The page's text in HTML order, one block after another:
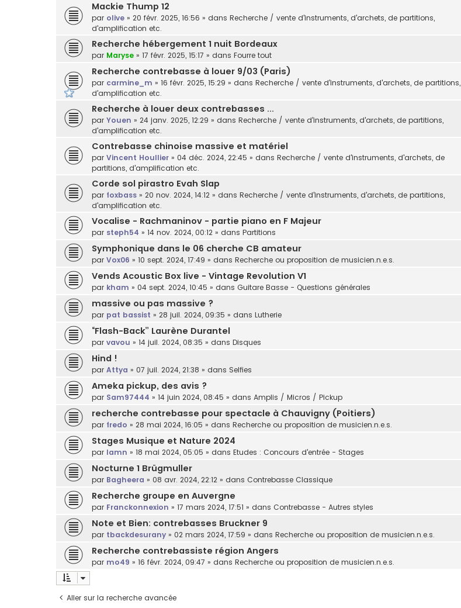
Mackie Thump 12
par olive » 20 févr. 2025, 16:56 » dans Recherche / vente d'instruments, d'archets, de partitions,
d'amplification etc.
Recherche hébergement 1 nuit Bordeaux
par Maryse » 17 févr. 2025, 15:17 » dans Fourre tout
Recherche contrebasse à louer 9/03 (Paris)
par carmine_m » 16 févr. 2025, 15:29 » dans Recherche / vente d'instruments, d'archets, de partitions,
d'amplification etc.
Recherche à louer deux contrebasses ...
par Youen » 24 janv. 2025, 12:29 » dans Recherche / vente d'instruments, d'archets, de partitions,
d'amplification etc.
Contrebasse chinoise massive et matériel
par Vincent Houllier » 04 déc. 2024, 22:45 » dans Recherche / vente d'instruments, d'archets, de
partitions, d'amplification etc.
Corde sol pirastro Evah Slap
par foxbass » 20 nov. 2024, 14:12 » dans Recherche / vente d'instruments, d'archets, de partitions,
d'amplification etc.
Vocalise - Rachmaninov - partie piano en F Majeur
par steph54 » 14 nov. 2024, 00:12 » dans Partitions
Symphonique dans le 06 cherche CB amateur
par Vox06 » 10 sept. 2024, 17:49 » dans Recherche ou proposition de musicien.n.e.s.
Vends Acoustic Box live - Vintage Revolution V1
par kham » 04 sept. 2024, 10:45 » dans Guitare Basse - Questions générales
massive ou pas massive ?
par pat bassist » 28 juil. 2024, 09:35 » dans Lutherie
“Flash-Back” Laurène Durantel
par vavou » 14 juil. 2024, 08:35 » dans Disques
Hind !
par Attya » 07 juil. 2024, 21:38 » dans Selfies
Ameka pickup, des avis ?
par Sam97444 » 14 juin 2024, 08:45 » dans Amplis / Micros / Pickup
recherche contrebasse pour spectacle à Chauvigny (Poitiers)
par fredo » 28 mai 2024, 16:05 » dans Recherche ou proposition de musicien.n.e.s.
Stages Musique et Nature 2024
par lamn » 18 mai 2024, 05:05 » dans Etudes : Concours d'entrée - Stages
Nocturne 1 Brügmuller
par Bagheera » 08 avr. 2024, 22:12 » dans Contrebasse Classique
Recherche groupe en Auvergne
par Franckonnexion » 17 mars 2024, 17:51 » dans Contrebasse - Autres styles
Note et Bien: contrebasses Bruckner 9
par tbackdesurany » 02 mars 2024, 17:59 » dans Recherche ou proposition de musicien.n.e.s.
Recherche contrebassiste région Angers
par mo49 » 16 févr. 2024, 09:47 » dans Recherche ou proposition de musicien.n.e.s.
Aller sur la recherche avancée